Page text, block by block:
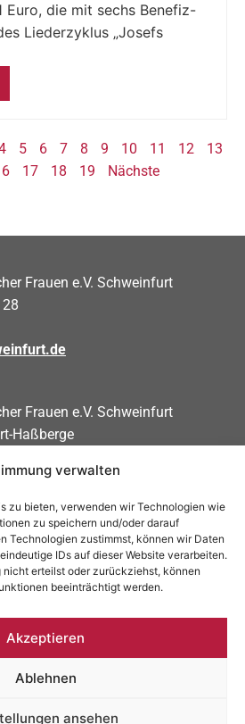
verwalten
zu bieten, verwenden wir Technologien wie
zu speichern und/oder darauf
Technologien zustimmst, können wir Daten
IDs auf dieser Website verarbeiten.
nicht erteilst oder zurückziehst, können
beeinträchtigt werden.
Akzeptieren
Ablehnen
ansehen
Euro, die mit sechs Benefiz-
Liederzyklus „Josefs
5 6 7 8 9 10 11 12
13
17 18 19 Nächste
Frauen e.V. Schweinfurt
Frauen e.V. Schweinfurt
Haßberge
0000 0208 83
Impressum